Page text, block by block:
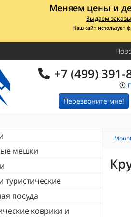
Меняем цены и
Выдаем
Наш сайт использует
+7 (499) 391-
Перезвоните мне!
палатки
душ-туалет
Normal
Canadian Camper
Indiana
мешки
Alexika
Totem
RedFox
Deuter
Tatonka
RedFox
и сумки EVOC
туристические
FIRE-MAPLE
для горелок
посуда
кружки
коврики и